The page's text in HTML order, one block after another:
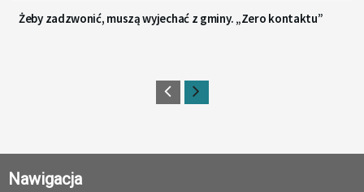
Żeby zadzwonić, muszą wyjechać z gminy. „Zero kontaktu”
Nawigacja